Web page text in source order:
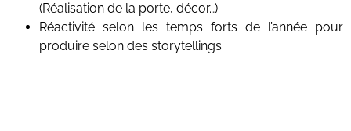
(Réalisation de la porte, décor…)
Réactivité selon les temps forts de l’année pour
produire selon des storytellings